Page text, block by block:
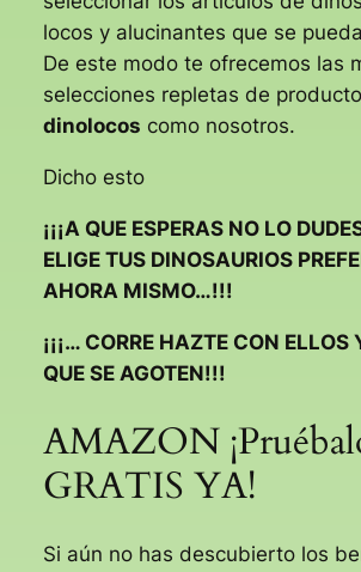
locos y alucinantes que se
De este modo te ofrecemos las
selecciones repletas de
dinolocos como nosotros.
Dicho esto
¡¡¡A QUE ESPERAS NO LO
ELIGE TUS DINOSAURIOS
AHORA MISMO…!!!
¡¡¡… CORRE HAZTE CON ELLOS
QUE SE AGOTEN!!!
AMAZON
GRATIS YA!
Si aún no has descubierto los